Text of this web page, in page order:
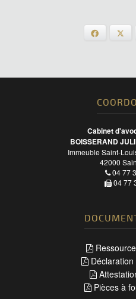
Facebook
Cabinet
BOISSERAND
Immeuble Saint-
42000
04 77
04 77
Déclaration
Pièces à